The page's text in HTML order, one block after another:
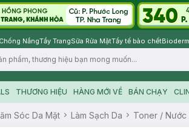
NắngTẩy TrangSữa Rửa MặtTẩy tế bào chết
THƯƠNG HIỆU HÀNG MỚI VỀ BÁN CHẠY
Sóc Da Mặt Làm Sạch Da Toner / Nước